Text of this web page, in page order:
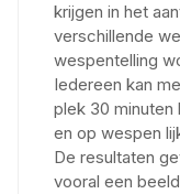
krijgen in het
verschillende
wespentelling
Iedereen kan
plek 30 minuten
en op wespen
De resultaten
vooral een